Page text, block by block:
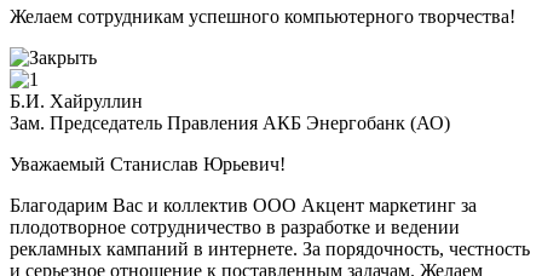
Желаем сотрудникам успешного компьютерного творчества!
Б.И. Хайруллин
Зам. Председатель Правления АКБ Энергобанк (АО)
Уважаемый Станислав Юрьевич!
Благодарим Вас и коллектив ООО Акцент маркетинг за
плодотворное сотрудничество в разработке и ведении
рекламных кампаний в интернете. За порядочность, честность
и серьезное отношение к поставленным задачам. Желаем